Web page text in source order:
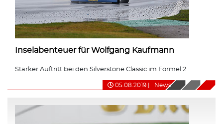
Inselabenteuer für Wolfgang Kaufmann
Starker Auftritt bei den Silverstone Classic im Formel 2
05.08.2019 News